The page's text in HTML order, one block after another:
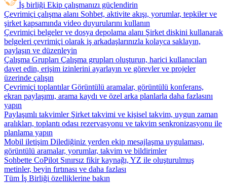
İş birliği Ekip çalışmanızı güçlendirin
Çevrimiçi çalışma alanı Sohbet, aktivite akışı, yorumlar, tepkiler ve
şirket kapsamında video duyurularını kullanın
Çevrimiçi belgeler ve dosya depolama alanı Şirket diskini kullanarak
belgeleri çevrimiçi olarak iş arkadaşlarınızla kolayca saklayın,
paylaşın ve düzenleyin
Çalışma Grupları Çalışma grupları oluşturun, harici kullanıcıları
davet edin, erişim izinlerini ayarlayın ve görevler ve projeler
üzerinde çalışın
Çevrimiçi toplantılar Görüntülü aramalar, görüntülü konferans,
ekran paylaşımı, arama kaydı ve özel arka planlarla daha fazlasını
yapın
Paylaşımlı takvimler Şirket takvimi ve kişisel takvim, uygun zaman
aralıkları, toplantı odası rezervasyonu ve takvim senkronizasyonu ile
planlama yapın
Mobil iletişim Dilediğiniz yerden ekip mesajlaşma uygulaması,
görüntülü aramalar, yorumlar, takvim ve bildirimler
Sohbette CoPilot Sınırsız fikir kaynağı, YZ ile oluşturulmuş
metinler, beyin fırtınası ve daha fazlası
Tüm İş Birliği özelliklerine bakın